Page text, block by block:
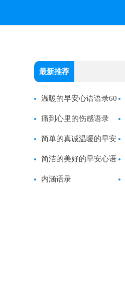
最新推荐
温暖的早安心语语录60
条痛到心里的伤感语录
简单的真诚温暖的早安
心语语录
简洁的美好的早安心语
语录内涵语录